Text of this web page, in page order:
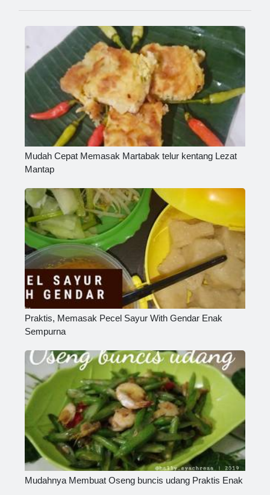
Mudah Cepat Memasak Martabak telur kentang Lezat
Mantap
Praktis, Memasak Pecel Sayur With Gendar Enak
Sempurna
Mudahnya Membuat Oseng buncis udang Praktis Enak